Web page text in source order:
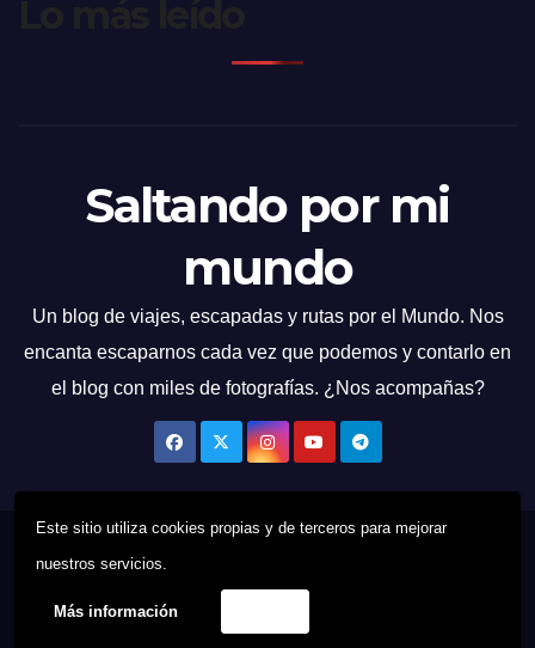
Este sitio utiliza cookies propias y de terceros para mejorar
nuestros servicios.
Más información
Saltando por mi
mundo
Un blog de viajes, escapadas y rutas por el Mundo. Nos
encanta escaparnos cada vez que podemos y contarlo en
el blog con miles de fotografías. ¿Nos acompañas?
Funciona gracias a WordPress
Quien SoyContactoPolítica de cookies